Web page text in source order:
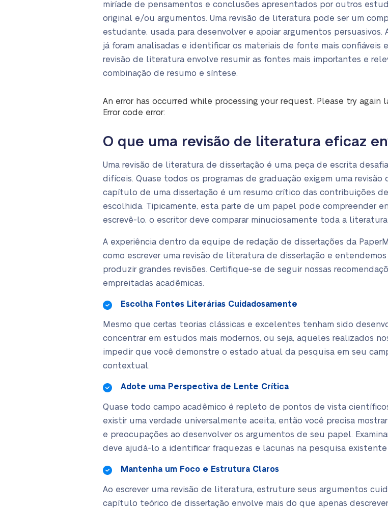
miríade de pensamentos e conclusões apresentados por outros
original e/ou argumentos. Uma revisão de literatura pode ser um
estudante, usada para desenvolver e apoiar argumentos
já foram analisadas e identificar os materiais de fonte mais confiáveis
revisão de literatura envolve resumir as fontes mais importantes e
combinação de resumo e síntese.
An error has occurred while processing your request. Please try
Error code error:
O que uma revisão de literatura eficaz
Uma revisão de literatura de dissertação é uma peça de escrita
difíceis. Quase todos os programas de graduação exigem uma
capítulo de uma dissertação é um resumo crítico das contribuições
escolhida. Tipicamente, esta parte de um papel pode compreender
escrevê-lo, o escritor deve comparar minuciosamente toda a
A experiência dentro da equipe de redação de dissertações da
como escrever uma revisão de literatura de dissertação e
produzir grandes revisões. Certifique-se de seguir nossas
empreitadas acadêmicas.
Escolha Fontes Literárias Cuidadosamente
Mesmo que certas teorias clássicas e excelentes tenham sido
concentrar em estudos mais modernos, ou seja, aqueles realizados
impedir que você demonstre o estado atual da pesquisa em seu
contextual.
Adote uma Perspectiva de Lente Crítica
Quase todo campo acadêmico é repleto de pontos de vista
existir uma verdade universalmente aceita, então você precisa
e preocupações ao desenvolver os argumentos de seu papel.
deve ajudá-lo a identificar fraquezas e lacunas na pesquisa
Mantenha um Foco e Estrutura Claros
Ao escrever uma revisão de literatura, estruture seus argumentos
capítulo teórico de dissertação envolve mais do que apenas